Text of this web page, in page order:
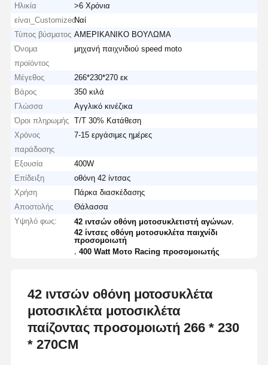
Ηλικία
>6 Χρόνια
είναι_CustomizedΝαί
Τύπος βύσματος ΑΜΕΡΙΚΑΝΙΚΟ ΒΟΥΛΩΜΑ
Όνομα
προϊόντος
μηχανή παιχνιδιού speed moto
Μέγεθος
266*230*270 εκ
Βάρος
350 κιλά
Γλώσσα
Αγγλικό κινέζικα
Όροι πληρωμής
T/T 30% Κατάθεση
Χρόνος
παράδοσης
7-15 εργάσιμες ημέρες
Εξουσία
400W
Επίδειξη
οθόνη 42 ίντσας
Χρήση
Πάρκα διασκέδασης
Αποστολής
Θάλασσα
Υψηλό φως:
42 ιντσών οθόνη μοτοσυκλετιστή αγώνων
42 ίντσες οθόνη μοτοσυκλέτα παιχνίδι
προσομοιωτή
,400 Watt Μοτο Racing προσομοιωτής
42 ιντσών οθόνη μοτοσυκλέτα
μοτοσικλέτα μοτοσικλέτα
παίζοντας προσομοιωτή 266 * 230
* 270CM